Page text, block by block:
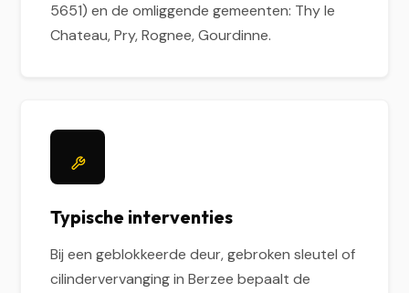
5651) en de omliggende gemeenten: Thy le
Chateau, Pry, Rognee, Gourdinne.
Typische interventies
Bij een geblokkeerde deur, gebroken sleutel of
cilindervervanging in Berzee bepaalt de